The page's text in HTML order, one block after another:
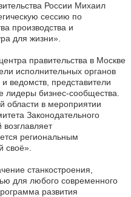
России Михаил
сессию по
производства и
для жизни».
правительства в Москве
исполнительных органов
ведомств, представители
лидеры бизнес-сообщества.
области в мероприятии
Законодательного
региональным
своё».
станкостроения,
для любого современного
развития